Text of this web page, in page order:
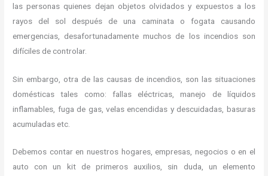
las personas quienes dejan objetos olvidados y expuestos a los
rayos del sol después de una caminata o fogata causando
emergencias, desafortunadamente muchos de los incendios son
difíciles de controlar.
Sin embargo, otra de las causas de incendios, son las situaciones
domésticas tales como: fallas eléctricas, manejo de líquidos
inflamables, fuga de gas, velas encendidas y descuidadas, basuras
acumuladas etc.
Debemos contar en nuestros hogares, empresas, negocios o en el
auto con un kit de primeros auxilios, sin duda, un elemento